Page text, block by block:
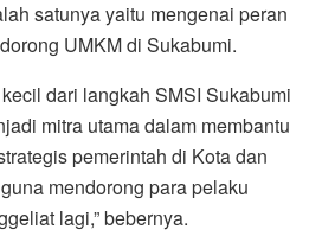
satunya yaitu mengenai peran
UMKM di Sukabumi.
dari langkah SMSI Sukabumi
mitra utama dalam membantu
pemerintah di Kota dan
mendorong para pelaku
lagi,” bebernya.